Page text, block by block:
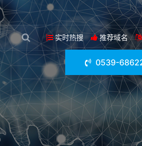
实时热搜 推荐域名
0539-